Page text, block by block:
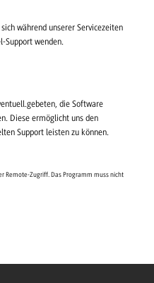
während unserer Servicezeiten
Support wenden.
die Software
Diese ermöglicht uns den
Support leisten zu können.
Remote-Zugriff. Das Programm muss nicht